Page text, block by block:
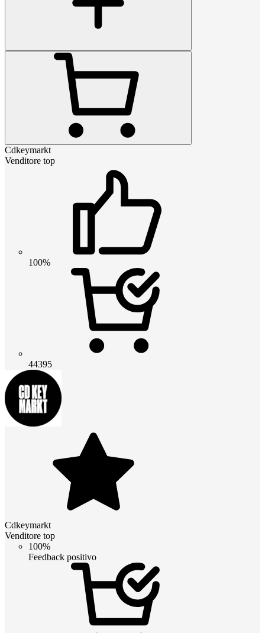
Cdkeymarkt
Venditore top
100%
44395
Cdkeymarkt
Venditore top
100%
Feedback positivo